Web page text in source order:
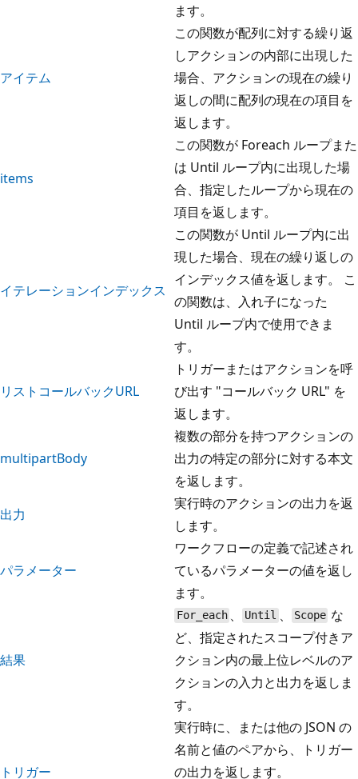
ます。
アイテム
この関数が配列に対する繰り返
しアクションの内部に出現した
場合、アクションの現在の繰り
返しの間に配列の現在の項目を
返します。
items
この関数が Foreach ループまた
は Until ループ内に出現した場
合、指定したループから現在の
項目を返します。
イテレーションインデックス
この関数が Until ループ内に出
現した場合、現在の繰り返しの
インデックス値を返します。 こ
の関数は、入れ子になった
Until ループ内で使用できま
す。
リストコールバックURL
トリガーまたはアクションを呼
び出す "コールバック URL" を
返します。
multipartBody
複数の部分を持つアクションの
出力の特定の部分に対する本文
を返します。
出力
実行時のアクションの出力を返
します。
パラメーター
ワークフローの定義で記述され
ているパラメーターの値を返し
ます。
結果
For_each 、 Until 、 Scope な
ど、指定されたスコープ付きア
クション内の最上位レベルのア
クションの入力と出力を返しま
す。
トリガー
実行時に、または他の JSON の
名前と値のペアから、トリガー
の出力を返します。